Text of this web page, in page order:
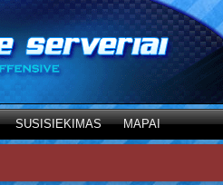
SUSISIEKIMAS MAPAI